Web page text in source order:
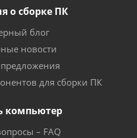
о сборке ПК
блог
новости
для сборки ПК
компьютер
– FAQ